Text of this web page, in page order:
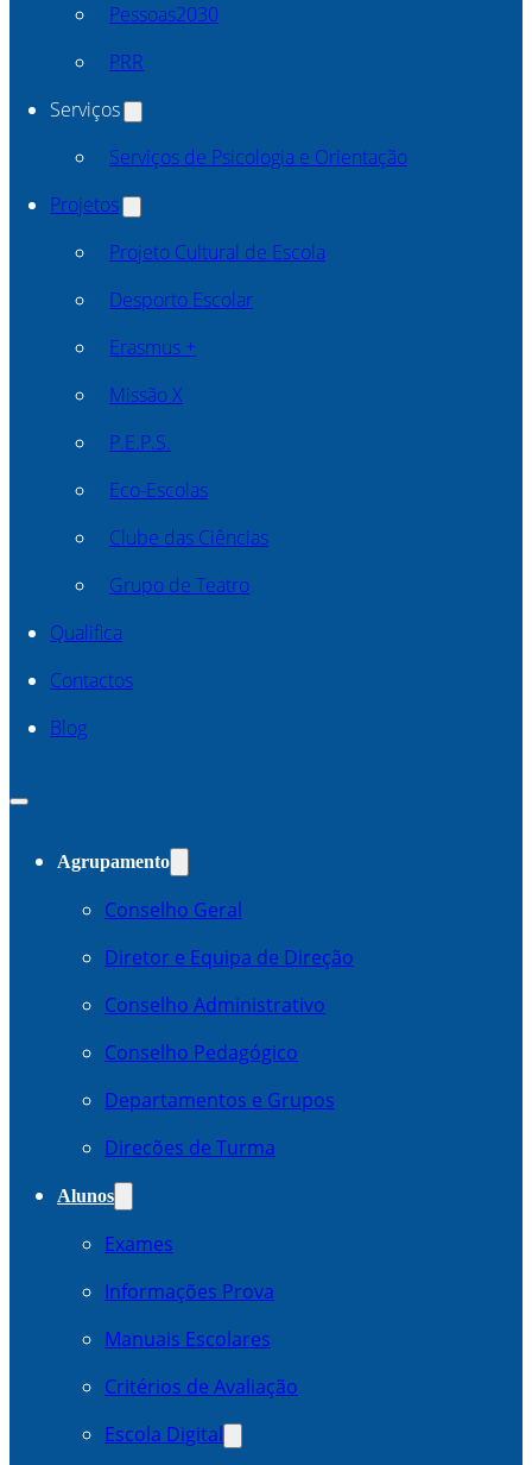
Pessoas2030
PRR
Serviços
Serviços de Psicologia e Orientação
Projetos
Projeto Cultural de Escola
Desporto Escolar
Erasmus +
Missão X
P.E.P.S.
Eco-Escolas
Clube das Ciências
Grupo de Teatro
Qualifica
Contactos
Blog
Agrupamento
Conselho Geral
Diretor e Equipa de Direção
Conselho Administrativo
Conselho Pedagógico
Departamentos e Grupos
Direcões de Turma
Alunos
Exames
Informações Prova
Manuais Escolares
Critérios de Avaliação
Escola Digital